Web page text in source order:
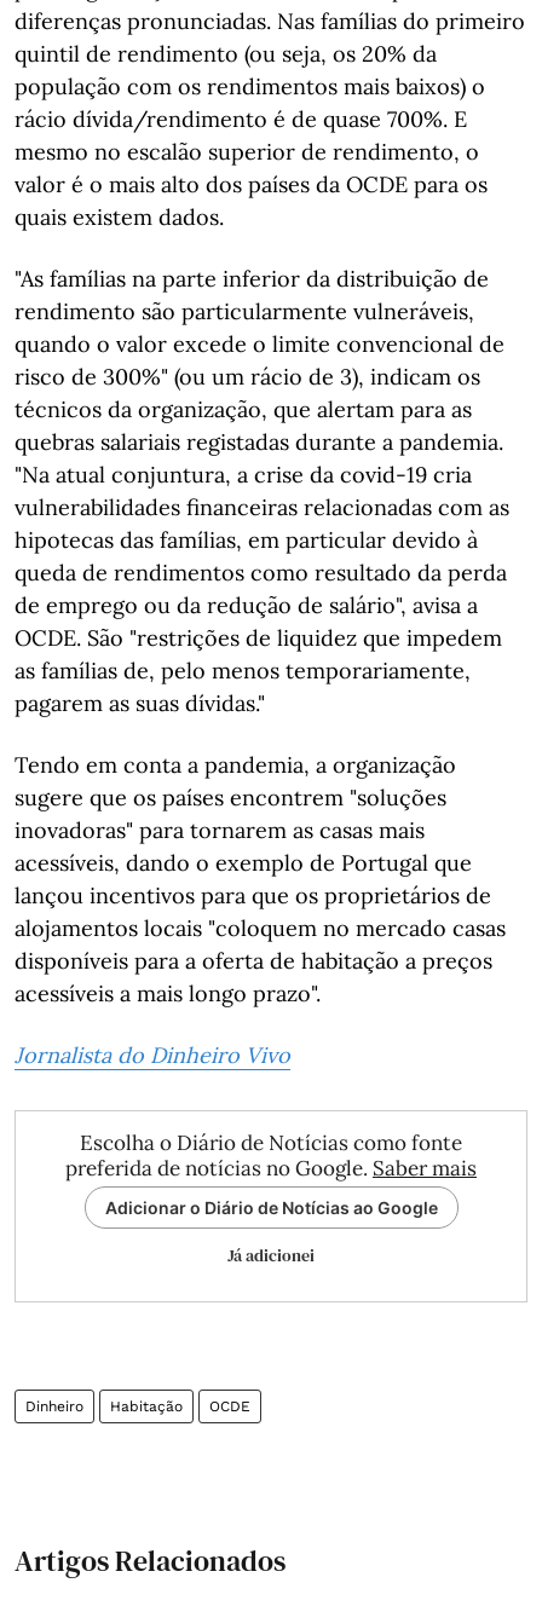
diferenças pronunciadas. Nas famílias do primeiro
quintil de rendimento (ou seja, os 20% da
população com os rendimentos mais baixos) o
rácio dívida/rendimento é de quase 700%. E
mesmo no escalão superior de rendimento, o
valor é o mais alto dos países da OCDE para os
quais existem dados.
"As famílias na parte inferior da distribuição de
rendimento são particularmente vulneráveis,
quando o valor excede o limite convencional de
risco de 300%" (ou um rácio de 3), indicam os
técnicos da organização, que alertam para as
quebras salariais registadas durante a pandemia.
"Na atual conjuntura, a crise da covid-19 cria
vulnerabilidades financeiras relacionadas com as
hipotecas das famílias, em particular devido à
queda de rendimentos como resultado da perda
de emprego ou da redução de salário", avisa a
OCDE. São "restrições de liquidez que impedem
as famílias de, pelo menos temporariamente,
pagarem as suas dívidas."
Tendo em conta a pandemia, a organização
sugere que os países encontrem "soluções
inovadoras" para tornarem as casas mais
acessíveis, dando o exemplo de Portugal que
lançou incentivos para que os proprietários de
alojamentos locais "coloquem no mercado casas
disponíveis para a oferta de habitação a preços
acessíveis a mais longo prazo".
Jornalista do Dinheiro Vivo
Escolha o Diário de Notícias como fonte
preferida de notícias no Google. Saber mais
Adicionar o Diário de Notícias ao Google
Já adicionei
Dinheiro Habitação OCDE
Artigos Relacionados